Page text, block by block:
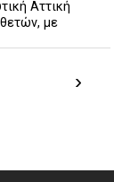
Αττική
με
›